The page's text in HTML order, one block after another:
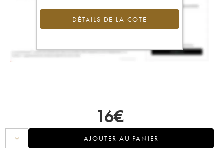
DÉTAILS DE LA COTE
16€
AJOUTER AU PANIER